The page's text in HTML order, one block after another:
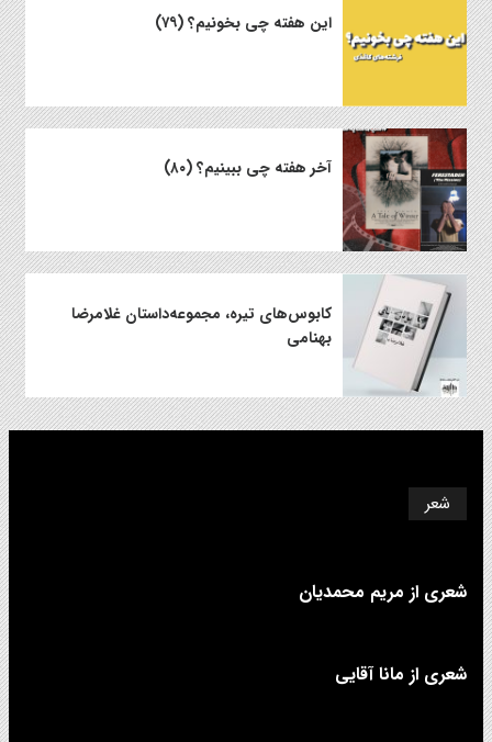
این هفته چی بخونیم؟ (۷۹)
آخر هفته چی ببینیم؟ (۸۰)
کابوس‌های تیره، مجموعه‌داستان غلامرضا
بهنامی
شعر
شعری از مریم محمدیان
شعری از مانا آقایی